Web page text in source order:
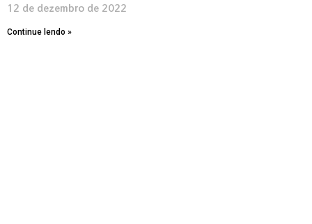
12 de dezembro de 2022
Continue lendo »